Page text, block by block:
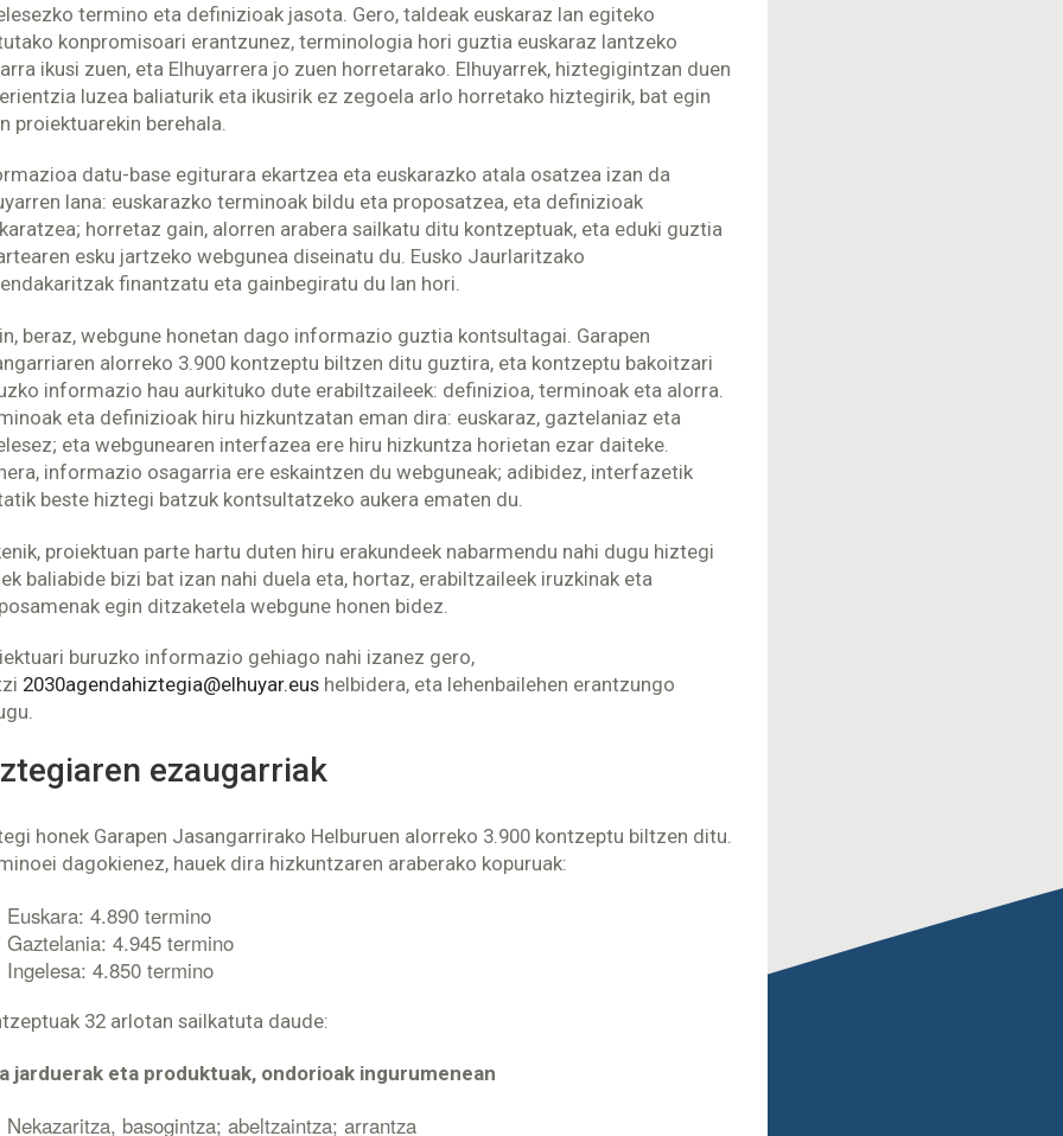
termino eta definizioak jasota. Gero, taldeak euskaraz lan egiteko
konpromisoari erantzunez, terminologia hori guztia euskaraz lantzeko
ikusi zuen, eta Elhuyarrera jo zuen horretarako. Elhuyarrek, hiztegigintzan duen
luzea baliaturik eta ikusirik ez zegoela arlo horretako hiztegirik, bat egin
proiektuarekin berehala.
datu-base egiturara ekartzea eta euskarazko atala osatzea izan da
lana: euskarazko terminoak bildu eta proposatzea, eta definizioak
horretaz gain, alorren arabera sailkatu ditu kontzeptuak, eta eduki guztia
esku jartzeko webgunea diseinatu du. Eusko Jaurlaritzako
finantzatu eta gainbegiratu du lan hori.
beraz, webgune honetan dago informazio guztia kontsultagai. Garapen
alorreko 3.900 kontzeptu biltzen ditu guztira, eta kontzeptu bakoitzari
informazio hau aurkituko dute erabiltzaileek: definizioa, terminoak eta alorra.
eta definizioak hiru hizkuntzatan eman dira: euskaraz, gaztelaniaz eta
eta webgunearen interfazea ere hiru hizkuntza horietan ezar daiteke.
informazio osagarria ere eskaintzen du webguneak; adibidez, interfazetik
beste hiztegi batzuk kontsultatzeko aukera ematen du.
proiektuan parte hartu duten hiru erakundeek nabarmendu nahi dugu hiztegi
baliabide bizi bat izan nahi duela eta, hortaz, erabiltzaileek iruzkinak eta
egin ditzaketela webgune honen bidez.
buruzko informazio gehiago nahi izanez gero,
2030agendahiztegia@elhuyar.eushelbidera, eta lehenbailehen erantzungo
ezaugarriak
honek Garapen Jasangarrirako Helburuen alorreko 3.900 kontzeptu biltzen ditu.
dagokienez, hauek dira hizkuntzaren araberako kopuruak:
Euskara: 4.890 termino
Gaztelania: 4.945 termino
Ingelesa: 4.850 termino
32 arlotan sailkatuta daude:
jarduerak eta produktuak, ondorioak ingurumenean
Nekazaritza, basogintza; abeltzaintza; arrantza